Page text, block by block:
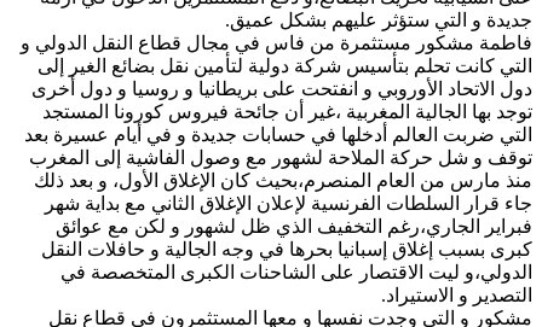
جديدة و التي ستؤثر عليهم بشكل عميق.
فاطمة مشكور مستثمرة من فاس في مجال قطاع النقل الدولي و
التي كانت تحلم بتأسيس شركة دولية لتأمين نقل بضائع الغير إلى
دول الاتحاد الأوروبي و انفتحت على بريطانيا و روسيا و دول أخرى
توجد بها الجالية المغربية ،غير أن جائحة فيروس كورونا المستجد
التي ضربت العالم أدخلها في حسابات جديدة و في أيام عسيرة بعد
توقف و شل حركة الملاحة لشهور مع وصول الفاشية إلى المغرب
منذ مارس من العام المنصرم،بحيث كان الإغلاق الأول، و بعد ذلك
جاء قرار السلطات الفرنسية لإعلان الإغلاق الثاني مع بداية شهر
فبراير الجاري،رغم التخفيف الذي ظل لشهور و لكن مع عوائق
كبرى بسبب إغلاق إسبانيا بحرها في وجه الجالية و حافلات النقل
الدولي،و ليت الاقتصار على الشاحنات الكبرى المتخصصة في
التصدير و الاستيراد.
مشكور و التي وجدت نفسها و معها المستثمرون في قطاع نقل